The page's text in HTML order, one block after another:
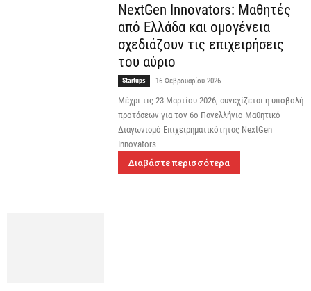
NextGen Innovators: Μαθητές
από Ελλάδα και ομογένεια
σχεδιάζουν τις επιχειρήσεις
του αύριο
Startups 16 Φεβρουαρίου 2026
Μέχρι τις 23 Μαρτίου 2026, συνεχίζεται η υποβολή
προτάσεων για τον 6ο Πανελλήνιο Μαθητικό
Διαγωνισμό Επιχειρηματικότητας NextGen
Innovators
Διαβάστε περισσότερα